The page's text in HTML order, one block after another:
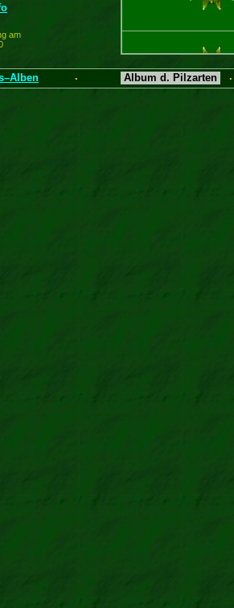
am
· Album d. Pilzarten